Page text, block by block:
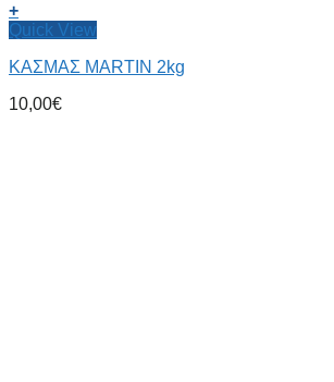
+
Quick View
ΚΑΣΜΑΣ MARTIN 2kg
10,00€